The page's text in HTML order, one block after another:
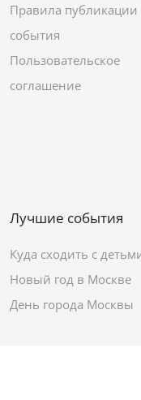
Правила публикации
события
Пользовательское
соглашение
Лучшие события
Куда сходить с
Новый год в Москве
День города Москвы